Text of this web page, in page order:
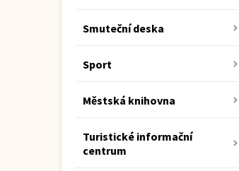
Smuteční deska
Sport
Městská knihovna
Turistické informační
centrum